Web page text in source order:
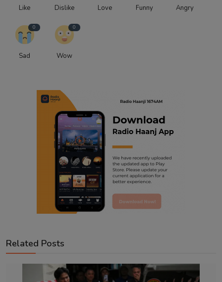
Like Dislike Love Funny Angry
0
Sad
0
Wow
Related Posts